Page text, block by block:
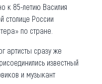
к 85-летию Василия
столице России
по стране.
артисты сразу же
известный
и музыкант